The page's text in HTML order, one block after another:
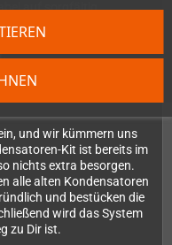
auf sorgfältig
– für maximale
und wir kümmern uns
Kit ist bereits im
nichts extra besorgen.
alle alten Kondensatoren
und bestücken die
wird das System
zu Dir ist.